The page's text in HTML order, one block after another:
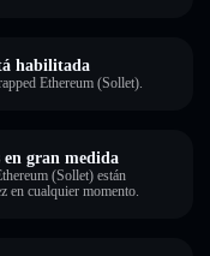
habilitada
Ethereum (Sollet).
en gran medida
(Sollet) están
en cualquier momento.